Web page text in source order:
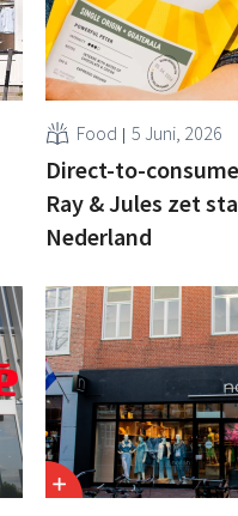
Food 5 Juni, 2026
Direct-to-
Ray & Jules zet
Nederland